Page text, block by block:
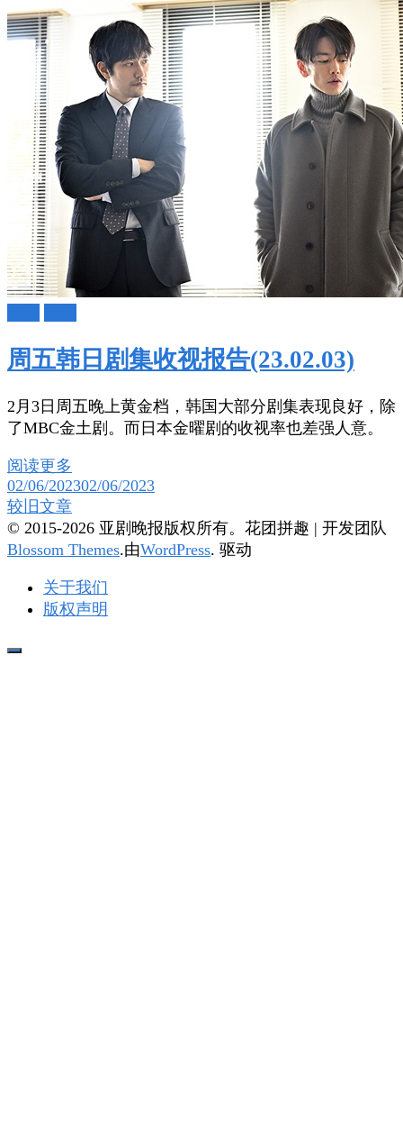
周五韩日剧集收视报告(23.02.03)
2月3日周五晚上黄金档，韩国大部分剧集表现良好，除
了MBC金土剧。而日本金曜剧的收视率也差强人意。
阅读更多
02/06/202302/06/2023
文
章
航
较旧文章
© 2015-2026 亚剧晚报版权所有。 花团拼趣 | 开发团队
Blossom Themes.由WordPress. 驱动
关于我们
版权声明